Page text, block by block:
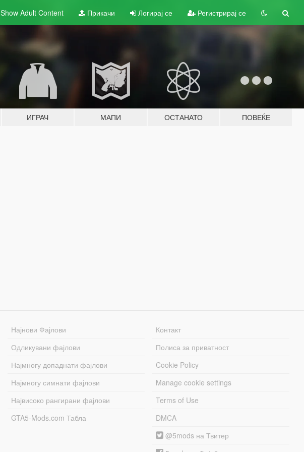
Show Adult Content Прикачи Логирај се Регистрирај се
ИГРАЧ МАПИ ОСТАНАТО ПОВЕЌЕ
Најнови Фајлови
Одликувани фајлови
Најмногу допаднати фајлови
Најмногу симнати фајлови
Највисоко рангирани фајлови
GTA5-Mods.com Табла
Контакт
Полиса за приватност
Cookie Policy
Manage cookie settings
Terms of Use
DMCA
@5mods на Твитер